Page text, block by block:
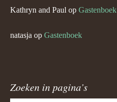
Kathryn and Paul op Gastenboek
natasja op Gastenboek
Zoeken in pagina’s